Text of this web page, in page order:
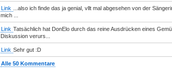
Link
...also ich finde das ja genial, vllt mal abgesehen von der
mich ...
Link Tatsächlich hat DonElo durch das reine Ausdrücken eines
Diskussion verurs...
Link Sehr gut :D
Alle 50 Kommentare